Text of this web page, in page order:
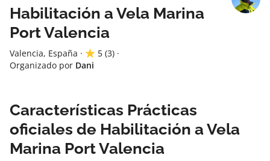
Habilitación a Vela Marina
Port Valencia
Valencia, España · 5 (3) ·
Organizado por Dani
Características Prácticas
oficiales de Habilitación a Vela
Marina Port Valencia